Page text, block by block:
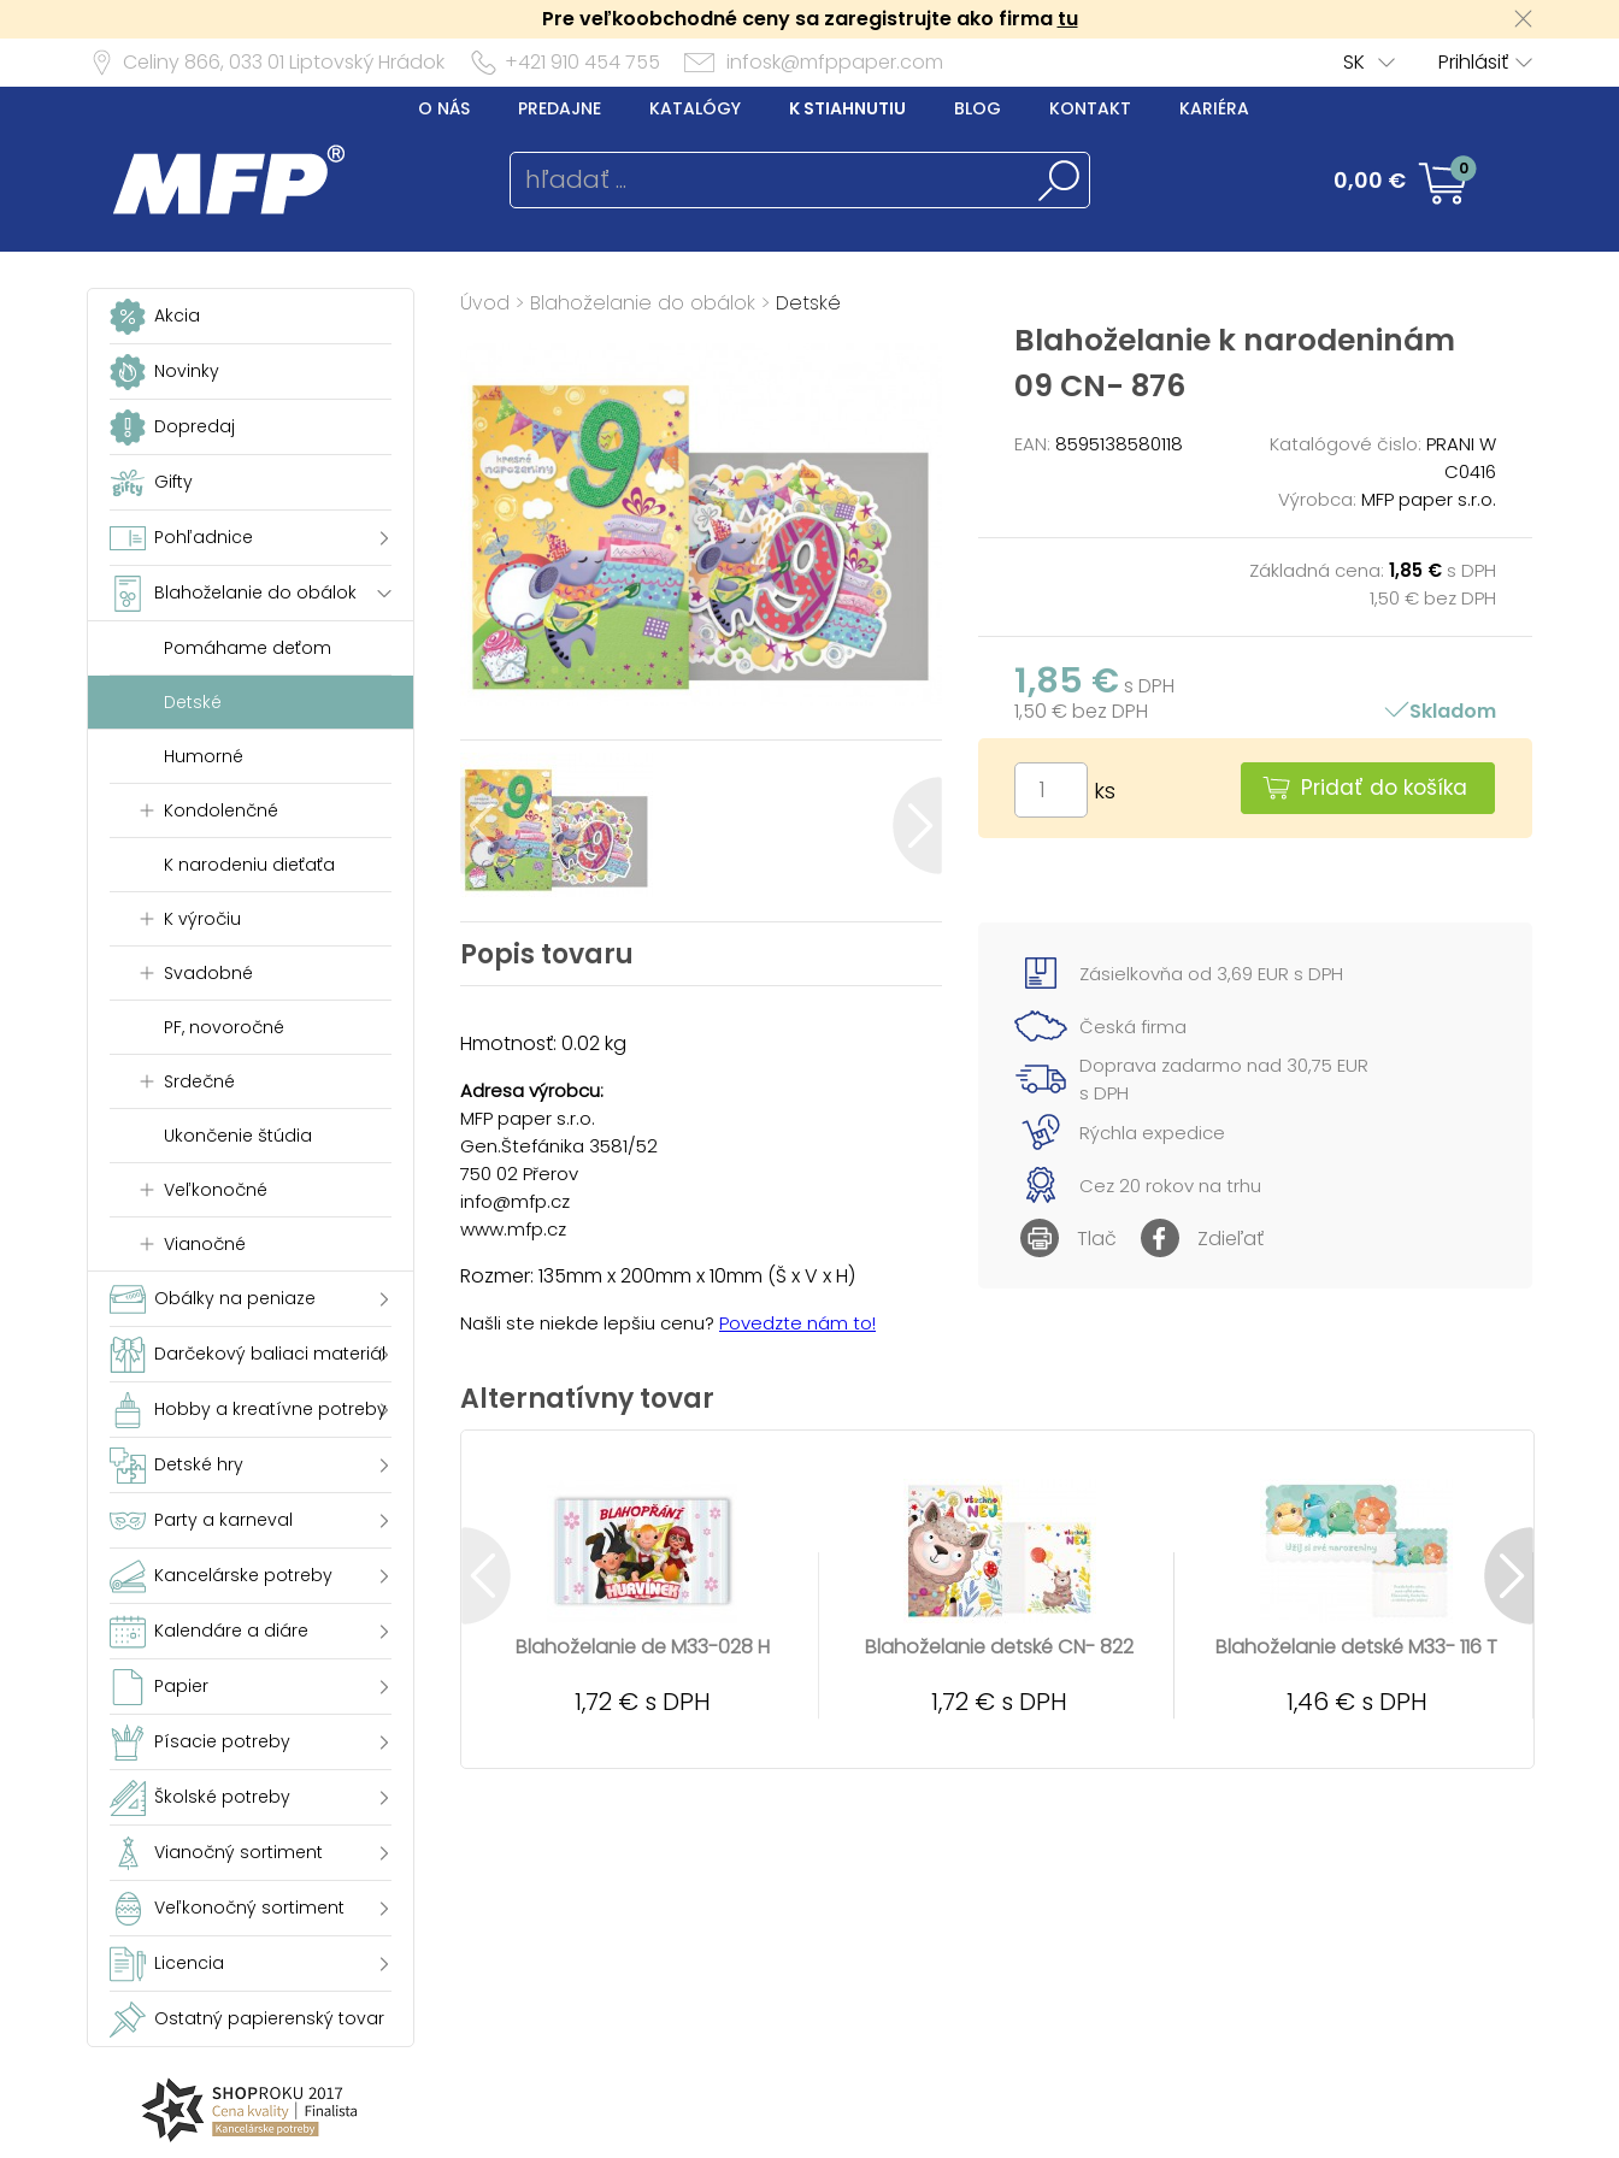
Pre veľkoobchodné ceny sa zaregistrujte ako firma tu
Celiny 866, 033 01 Liptovský Hrádok +421 910 454 755 infosk@mfppaper.com Prihlásiť
SK
O NÁS PREDAJNE KATALÓGY K STIAHNUTIU BLOG KONTAKT KARIÉRA
0,00 € 0
Akcia
Novinky
Dopredaj
Gifty
Pohľadnice
Blahoželanie do obálok
Pomáhame deťom
Detské
Humorné
Kondolenčné
K narodeniu dieťaťa
K výročiu
Svadobné
PF, novoročné
Srdečné
Ukončenie štúdia
Veľkonočné
Vianočné
Obálky na peniaze
Darčekový baliaci materiál
Hobby a kreatívne potreby
Detské hry
Party a karneval
Kancelárske potreby
Kalendáre a diáre
Papier
Písacie potreby
Školské potreby
Vianočný sortiment
Veľkonočný sortiment
Licencia
Ostatný papierenský tovar
Úvod > Blahoželanie do obálok > Detské
Blahoželanie k narodeninám
09 CN- 876
EAN: 8595138580118 Katalógové čislo: PRANI W
C0416
Výrobca: MFP paper s.r.o.
Základná cena: 1,85 € s DPH
1,50 € bez DPH
1,85 € s DPH
1,50 € bez DPH
Skladom
ks Pridať do košíka
Popis tovaru
Hmotnosť: 0.02 kg
Adresa výrobcu:
MFP paper s.r.o.
Gen.Štefánika 3581/52
750 02 Přerov
info@mfp.cz
www.mfp.cz
Rozmer: 135mm x 200mm x 10mm (Š x V x H)
Našli ste niekde lepšiu cenu? Povedzte nám to!
Zásielkovňa od 3,69 EUR s DPH
Česká firma
Doprava zadarmo nad 30,75 EUR
s DPH
Rýchla expedice
Cez 20 rokov na trhu
Tlač Zdieľať
Alternatívny tovar
Blahoželanie de M33-028 H
1,72 € s DPH
Blahoželanie detské CN- 822
1,72 € s DPH
Blahoželanie detské M33- 116 T
1,46 € s DPH